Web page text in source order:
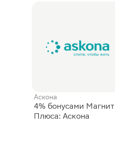
Аскона
4% бонусами Магнит
Плюса: Аскона